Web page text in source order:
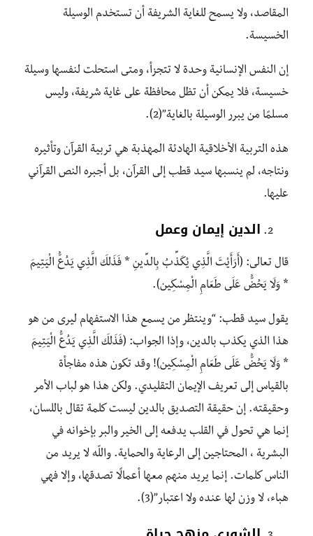
المقاصد، ولا يسمح للغاية الشريفة أن تستخدم الوسيلة
الخسيسة.
إن النفس الإنسانية وحدة لا تتجزأ، ومتى استحلت لنفسها وسيلة
خسيسة، فلا يمكن أن تظل محافظة على غاية شريفة، وليس
مسلمًا من يبرر الوسيلة بالغاية”(2).
هذه التربية الأخلاقية الهادئة المهذبة هي تربية القرآن وتأثيره
ونتاجه، لم ينسبها سيد قطب إلى القرآن، بل أجبره النص القرآني
عليها.
الدين إيمان وعمل
قال تعالى: (أَرَأَيْتَ الَّذِي يُكَذِّبُ بِالدِّينِ * فَذَلِكَ الَّذِي يَدُعُّ الْيَتِيمَ
* وَلَا يَحُضُّ عَلَى طَعَامِ الْمِسْكِين).
يقول سيد قطب: “وينتظر من يسمع هذا الاستفهام ليرى من هو
هذا الذي يكذب بالدين، وإذا الجواب: (فَذَلِكَ الَّذِي يَدُعُّ الْيَتِيمَ
* وَلَا يَحُضُّ عَلَى طَعَامِ الْمِسْكِين)! وقد تكون هذه مفاجأة
بالقياس إلى تعريف الإيمان التقليدي. ولكن هذا هو لباب الأمر
وحقيقته. إن حقيقة التصديق بالدين ليست كلمة تقال باللسان،
إنما هي تحول في القلب يدفعه إلى الخير والبر بإخوانه في
البشرية ، المحتاجين إلى الرعاية والحماية. واللّه لا يريد من
الناس كلمات. إنما يريد منهم معها أعمالًا تصدقها، وإلا فهي
هباء، لا وزن لها عنده ولا اعتبار”(3).